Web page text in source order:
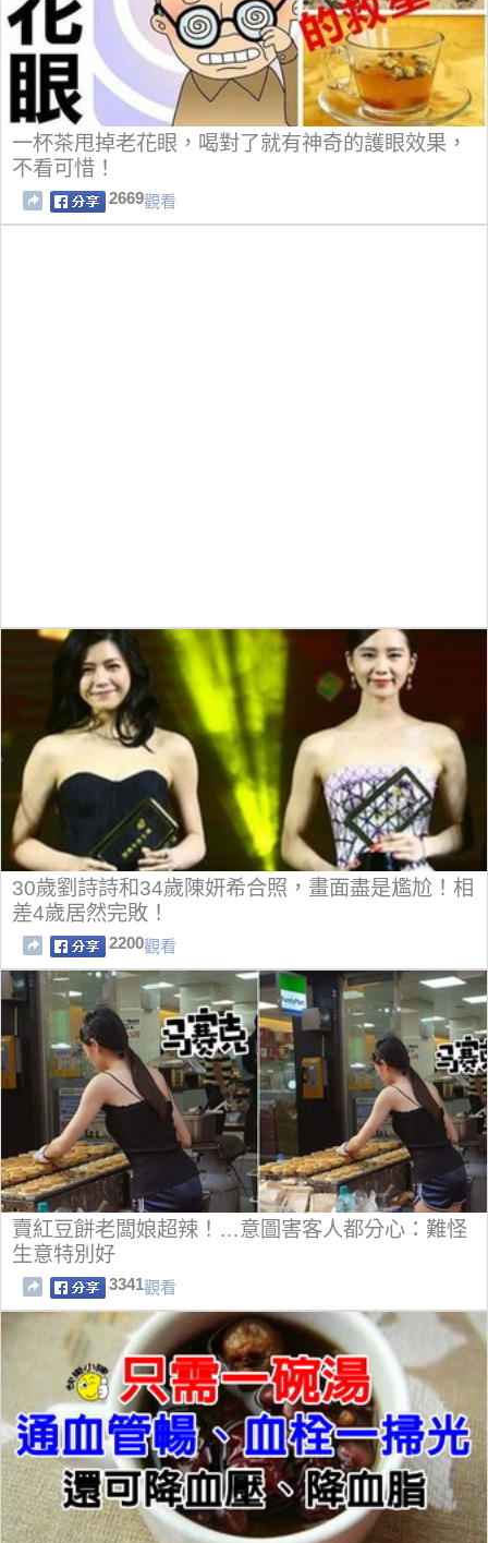
一杯茶甩掉老花眼，喝對了就有神奇的護眼效果，
不看可惜！
2669觀看
30歲劉詩詩和34歲陳妍希合照，畫面盡是尷尬！相
差4歲居然完敗！
2200觀看
賣紅豆餅老闆娘超辣！…意圖害客人都分心：難怪
生意特別好
3341觀看